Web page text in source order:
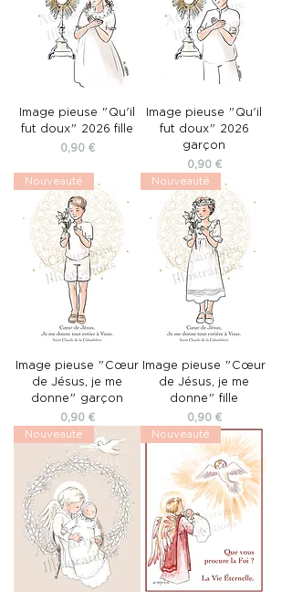
Image pieuse "Qu'il
fut doux" 2026 fille
Prix
0,90 €
Image pieuse "Qu'il
fut doux" 2026
garçon
Prix
0,90 €
Nouveauté
Image pieuse "Cœur
de Jésus, je me
donne" garçon
Prix
0,90 €
Nouveauté
Image pieuse "Cœur
de Jésus, je me
donne" fille
Prix
0,90 €
Nouveauté Nouveauté